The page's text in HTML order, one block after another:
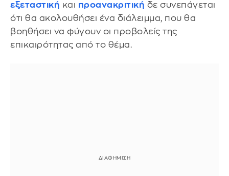
εξεταστική και προανακριτική δε συνεπάγεται
ότι θα ακολουθήσει ένα διάλειμμα, που θα
βοηθήσει να φύγουν οι προβολείς της
επικαιρότητας από το θέμα.